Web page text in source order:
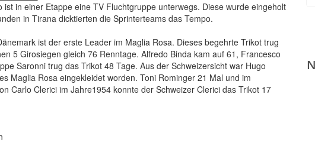
ist in einer Etappe eine TV Fluchtgruppe unterwegs. Diese wurde eingeholt
in Tirana dicktierten die Sprinterteams das Tempo.
ist der erste Leader im Maglia Rosa. Dieses begehrte Trikot trug
5 Girosiegen gleich 76 Renntage. Alfredo Binda kam auf 61, Francesco
Saronni trug das Trikot 48 Tage. Aus der Schweizersicht war Hugo
Maglia Rosa eingekleidet worden. Toni Rominger 21 Mal und im
Carlo Clerici im Jahre1954 konnte der Schweizer Clerici das Trikot 17